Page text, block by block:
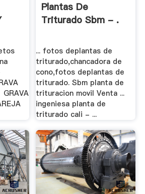
GRAVA
Plantas De
Triturado Sbm - .
... fotos deplantas de
triturado,chancadora de
cono,fotos deplantas de
triturado. Sbm planta de
trituracion movil Venta ...
ingeniesa planta de
triturado cali - ...